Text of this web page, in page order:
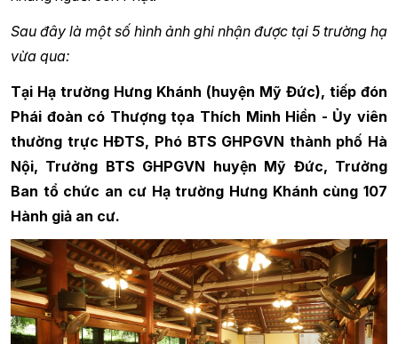
Sau đây là một số hình ảnh ghi nhận được tại 5 trường hạ
vừa qua:
Tại Hạ trường Hưng Khánh (huyện Mỹ Đức), tiếp đón
Phái đoàn có Thượng tọa Thích Minh Hiền - Ủy viên
thường trực HĐTS, Phó BTS GHPGVN thành phố Hà
Nội, Trưởng BTS GHPGVN huyện Mỹ Đức, Trưởng
Ban tổ chức an cư Hạ trường Hưng Khánh cùng 107
Hành giả an cư.